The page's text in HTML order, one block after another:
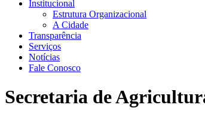
Institucional
Estrutura Organizacional
A Cidade
Transparência
Serviços
Notícias
Fale Conosco
Secretaria de